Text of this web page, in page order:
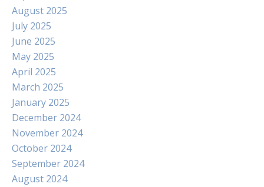
August 2025
July 2025
June 2025
May 2025
April 2025
March 2025
January 2025
December 2024
November 2024
October 2024
September 2024
August 2024